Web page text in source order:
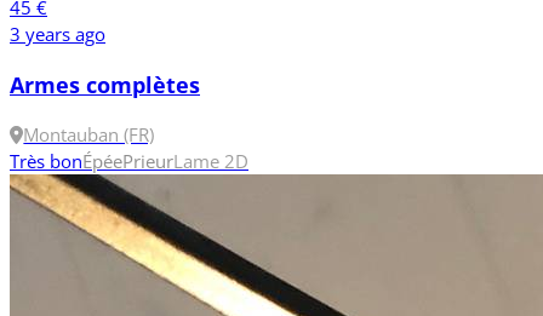
45 €
3 years ago
Armes complètes
Montauban (FR)
Très bonÉpéePrieurLame 2D